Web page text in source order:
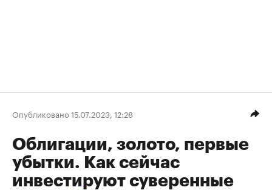
Опубликовано 15.07.2023, 12:28
Облигации, золото, первые
убытки. Как сейчас
инвестируют суверенные